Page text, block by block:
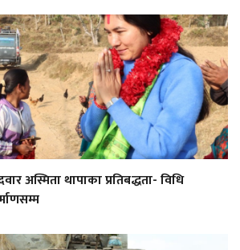
अस्मिता थापाका प्रतिबद्धता- विधि